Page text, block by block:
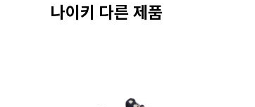
나이키 다른 제품